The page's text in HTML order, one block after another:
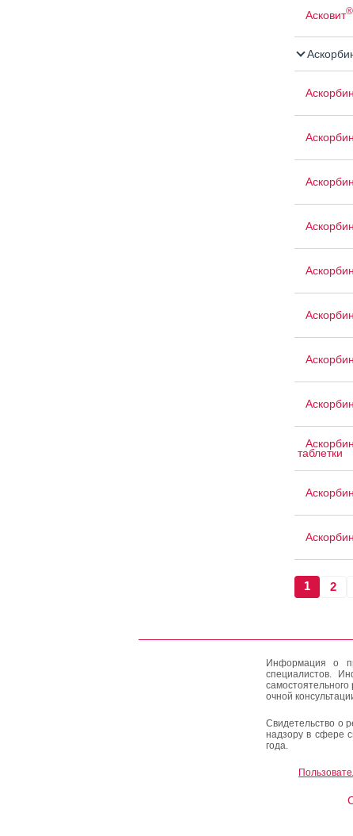
Асковит®
таблетки
1 2
Информация о
специалистов.
очной
Свидетельство о
надзору в сфере
года.